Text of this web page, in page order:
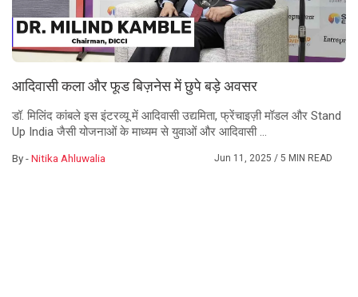
आदिवासी कला और फूड बिज़नेस में छुपे बड़े अवसर
डॉ. मिलिंद कांबले इस इंटरव्यू में आदिवासी उद्यमिता, फ्रेंचाइज़ी मॉडल और Stand
Up India जैसी योजनाओं के माध्यम से युवाओं और आदिवासी ...
By -Nitika Ahluwalia Jun 11, 2025/ 5 MIN READ